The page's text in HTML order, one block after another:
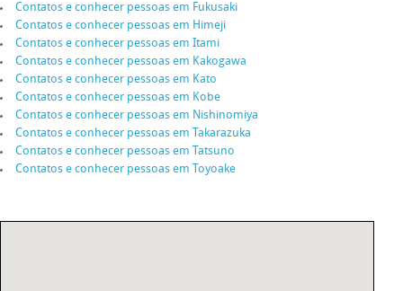
Contatos e conhecer pessoas em Fukusaki
Contatos e conhecer pessoas em Himeji
Contatos e conhecer pessoas em Itami
Contatos e conhecer pessoas em Kakogawa
Contatos e conhecer pessoas em Kato
Contatos e conhecer pessoas em Kobe
Contatos e conhecer pessoas em Nishinomiya
Contatos e conhecer pessoas em Takarazuka
Contatos e conhecer pessoas em Tatsuno
Contatos e conhecer pessoas em Toyoake